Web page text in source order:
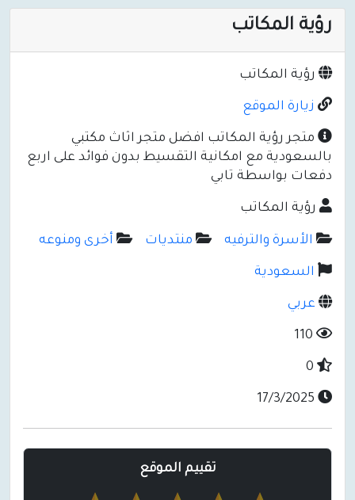
رؤية المكاتب
رؤية المكاتب
زيارة الموقع
متجر رؤية المكاتب افضل متجر اثاث مكتبي
بالسعودية مع امكانية التقسيط بدون فوائد على اربع
دفعات بواسطة تابي
رؤية المكاتب
الأسرة والترفيه منتديات أخرى ومنوعه
السعودية
عربي
تقييم الموقع